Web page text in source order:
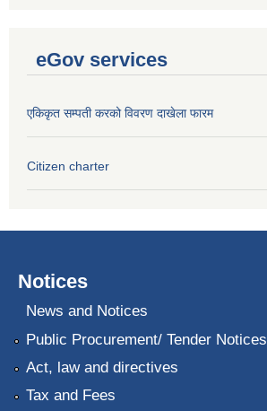
eGov services
एकिकृत सम्पती करको विवरण दाखेला फारम
Citizen charter
Notices
News and Notices
Public Procurement/ Tender Notices
Act, law and directives
Tax and Fees